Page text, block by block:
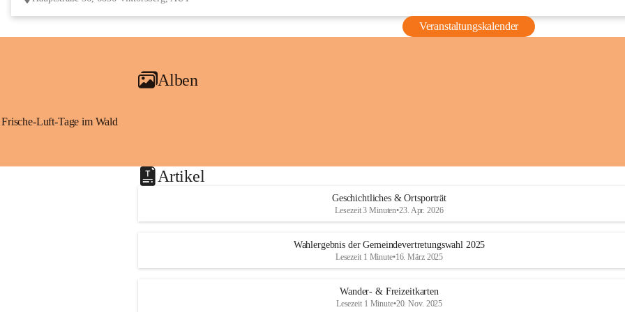
Veranstaltungskalender
Alben
Frische-Luft-Tage im Wald
Artikel
Geschichtliches & Ortsporträt
Lesezeit 3 Minuten•23. Apr. 2026
Wahlergebnis der Gemeindevertretungswahl 2025
Lesezeit 1 Minute•16. März 2025
Wander- & Freizeitkarten
Lesezeit 1 Minute•20. Nov. 2025